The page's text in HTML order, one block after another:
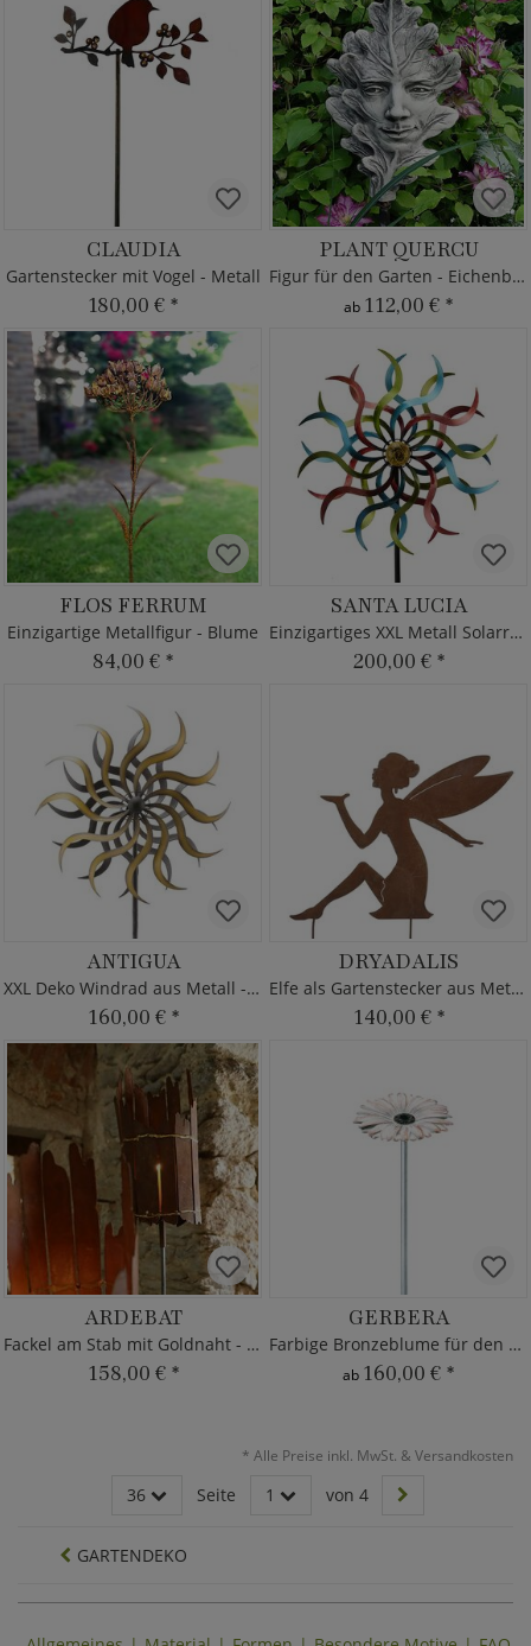
CLAUDIA
Gartenstecker mit Vogel - Metall
180,00 € *
PLANT QUERCU
Figur für den Garten - Eichenblatt
ab 112,00 € *
FLOS FERRUM
Einzigartige Metallfigur - Blume
84,00 € *
SANTA LUCIA
Einzigartiges XXL Metall Solarrad
200,00 € *
ANTIGUA
XXL Deko Windrad aus Metall - Beige
160,00 € *
DRYADALIS
Elfe als Gartenstecker aus Metall
140,00 € *
ARDEBAT
Fackel am Stab mit Goldnaht - Metall
158,00 € *
GERBERA
Farbige Bronzeblume für den Garten
ab 160,00 € *
* Alle Preise inkl. MwSt. & Versandkosten
36 Seite 1 von 4
GARTENDEKO